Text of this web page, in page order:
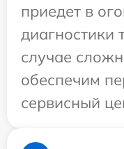
приедет в
диагностики
случае
обеспечим
сервисный